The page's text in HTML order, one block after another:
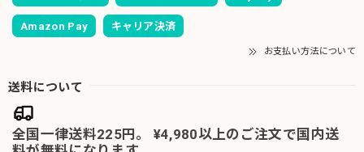
Amazon Pay キャリア決済
お支払い方法について
送料について
全国一律送料225円。 ¥4,980以上のご注文で国内送